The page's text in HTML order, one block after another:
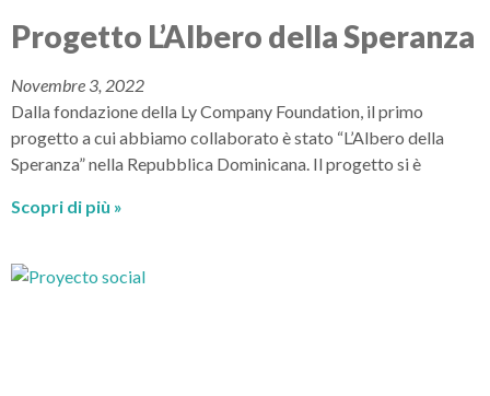
Progetto L’Albero della Speranza
Novembre 3, 2022
Dalla fondazione della Ly Company Foundation, il primo
progetto a cui abbiamo collaborato è stato “L’Albero della
Speranza” nella Repubblica Dominicana. Il progetto si è
Scopri di più »